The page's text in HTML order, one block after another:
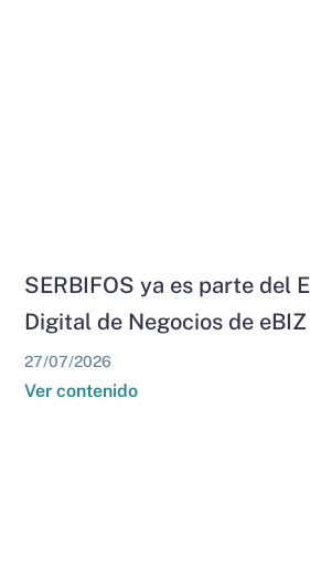
SERBIFOS ya es parte del
Digital de Negocios de eBIZ
27/07/2026
Ver contenido